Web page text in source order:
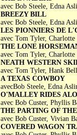
avec Bob Steele, Edna
BREEZY BILL
avec Bob Steele, Edna
LES PIONNIERS DE
avec Tom Tyler,
THE LONE
avec Tom Tyler,
NEATH WESTERN
avec Tom Tyler, Hank
A TEXAS COWBOY
avecBob Steele, Edna
O'MALLEY RIDES
avec Bob Custer, Phyllis
THE PARTING OF
avec Bob Custer, Vivian
COVERED WAGON